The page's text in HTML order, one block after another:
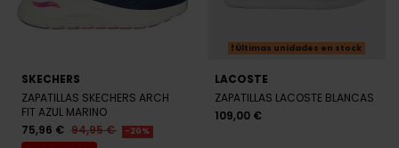
SKECHERS
ZAPATILLAS SKECHERS ARCH
FIT AZUL MARINO
75,96 € 94,95 € -20%
Últimas unidades en stock
LACOSTE
ZAPATILLAS LACOSTE BLANCAS
109,00 €